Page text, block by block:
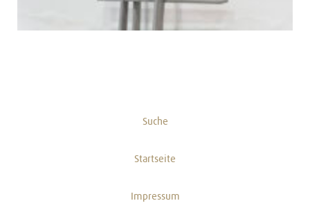
Suche
Startseite
Impressum